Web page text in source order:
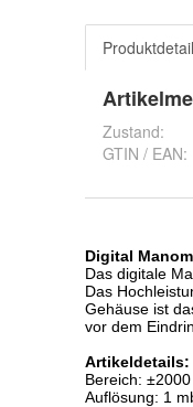
Zustand:
GTIN / EAN: